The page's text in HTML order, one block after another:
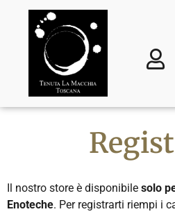
Il nostro store è disponibile solo
Enoteche. Per registrarti riempi i